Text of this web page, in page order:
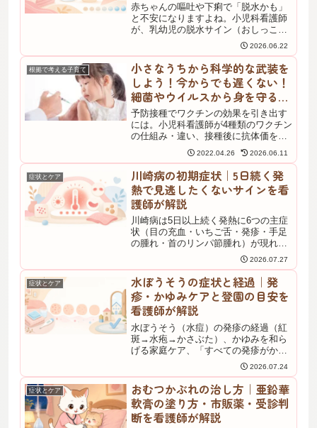
赤ちゃんの嘔吐や下痢で「脱水かも」
と不安になりますよね。小児科看護師
が、乳幼児の脱水サイン（おしっこ・
大泉門・涙・顔色）と経口補水液の与
え方（5mLずつ5分おき）、月齢別の受
診目安を、小児急性胃腸炎ガイドライ
ン2017と日本小児科学会の情報をもと
に整理しました。
2026.06.22
根拠で考える子育て
小さなうちから科学的な武装を
しよう！今からでも遅くない！
細菌やウイルスから身を守る科
学的な抗体価も高める方法！
予防接種でワクチンの効果を引き出す
には。小児科看護師が4種類のワクチン
の仕組み・違い、接種後に抗体価を高
める運動・睡眠・生活習慣のポイント
を解説します。
2022.04.26 2026.06.11
症状とケア
川崎病の初期症状｜5日続く発
熱で見逃したくないサインを看
護師が解説
川崎病は5日以上続く発熱に6つの主症
状（目の充血・いちご舌・発疹・手足
の腫れ・首のリンパ節腫れ）が現れる
乳幼児の病気。BCG接種跡の発赤も見
逃せないサイン。看護師が冠動脈合併
症の予防と早期受診の目安を解説しま
す。
2026.07.27
症状とケア
水ぼうそうの症状と経過｜発
疹・かゆみケアと登園の目安を
看護師が解説
水ぼうそう（水痘）の発疹の経過（紅
斑→水疱→かさぶた）、かゆみを和ら
げる家庭ケア、「すべての発疹がかさ
ぶたになるまで」という登園停止基
準、ワクチン2回接種の重要性を小児科
看護師が解説。重症化サインも確認
を。
2026.07.24
症状とケア
おむつかぶれの治し方｜亜鉛華
軟膏の塗り方・市販薬・受診判
断を看護師が解説